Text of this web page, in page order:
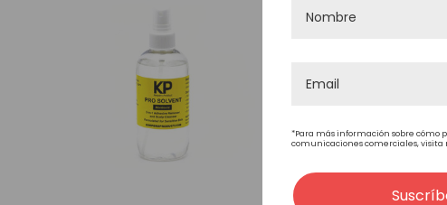
*Para más información sobre cómo
comunicaciones comerciales,